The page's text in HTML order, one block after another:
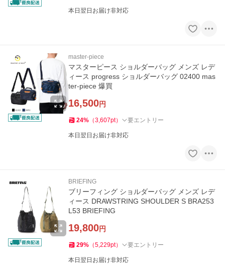
本日翌日お届け非対応
master-piece
マスターピース ショルダーバッグ メンズ レデ
ィース progress ショルダーバッグ 02400 mas
ter-piece 爆買
16,500円
24% （3,607pt） 要エントリー
本日翌日お届け非対応
BRIEFING
ブリーフィング ショルダーバッグ メンズ レデ
ィース DRAWSTRING SHOULDER S BRA253
L53 BRIEFING
19,800円
29% （5,229pt） 要エントリー
本日翌日お届け非対応